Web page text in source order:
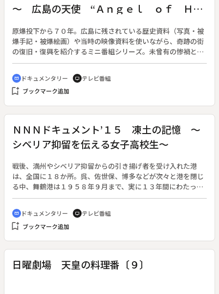
ちが自ら生きる力を育んでいける環境を用意することを第一に
ることを大切にしている。
～ 広島の天使 “Ａｎｇｅｌ ｏｆ Ｈｉ
原爆投下から７０年。広島に残されている歴史資料（写真・被
爆手記・被爆絵画）や当時の映像資料を使いながら、奇跡の街
の復旧・復興を紹介するミニ番組シリーズ。未曾有の惨禍と恐
怖の中、我々の想像をはるかに超える力を発揮した人々の姿を
伝える。◆爆心地に近い広島赤十字病院は、奇跡的に全壊を免
れた。広島市内の病院のほとんどが壊滅したことで、広島赤十
字病院には被爆直後から多くの負傷者が救護を求めて押し寄せ
着した。救護活動は２２日間にわたり、従事した救護員は延べ
７９２人、患者は３万１千人に上った。「目の前に苦しんでい
る人がいる。治療するよりほかないじゃないか」（当時広島赤
十字病院副院長・重藤文夫）。医師や看護婦たち職員は、この
cinematic_blur ドキュメンタリー tv テレビ番組
bookmark_add ブックマーク追加
ＮＮＮドキュメント’１５ 凍土の記憶 ～
シベリア抑留を伝える女子高校生～
戦後、満州やシベリア抑留からの引き揚げ者を受け入れた港
は、全国に１８か所。呉、佐世保、博多などが次々と港を閉じ
る中、舞鶴港は１９５８年９月まで、実に１３年間にわたって
受け入れを続けた。その数、約６６万人、遺骨１万６千柱。◆
京都府綾部市の原田二郎さんは引き揚げ者の一人。戦争で満州
に衛生兵として送られた原田さんは、終戦後、シベリアで４年
間の抑留生活を送った。零下３０度、飢えやノルマに追われる
晩、悪夢に苦しんだ。満州で負傷兵を殺したときのことが蘇
る。悪夢は５０年続いた。苦しみを誰にも打ち明けたことはな
かったが、ある日、婦人会で自らの体験を語ったところ、その
cinematic_blur ドキュメンタリー tv テレビ番組
bookmark_add ブックマーク追加
日曜劇場 天皇の料理番〔９〕